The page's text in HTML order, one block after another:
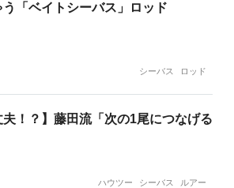
「ベイトシーバス」ロッド
シーバス ロッド
夫！？】藤田流「次の1尾につなげる
ハウツー シーバス ルアー